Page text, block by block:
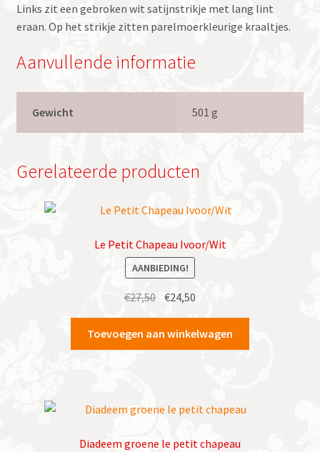
Links zit een gebroken wit satijnstrikje met lang lint
eraan. Op het strikje zitten parelmoerkleurige kraaltjes.
Aanvullende informatie
Gewicht 501 g
Gerelateerde producten
Le Petit Chapeau Ivoor/Wit
AANBIEDING!
€27,50 Oorspronkelijke
was:
€27,50.
€24,50
is:
€24,50.
Toevoegen aan winkelwagen
Diadeem groene le petit chapeau